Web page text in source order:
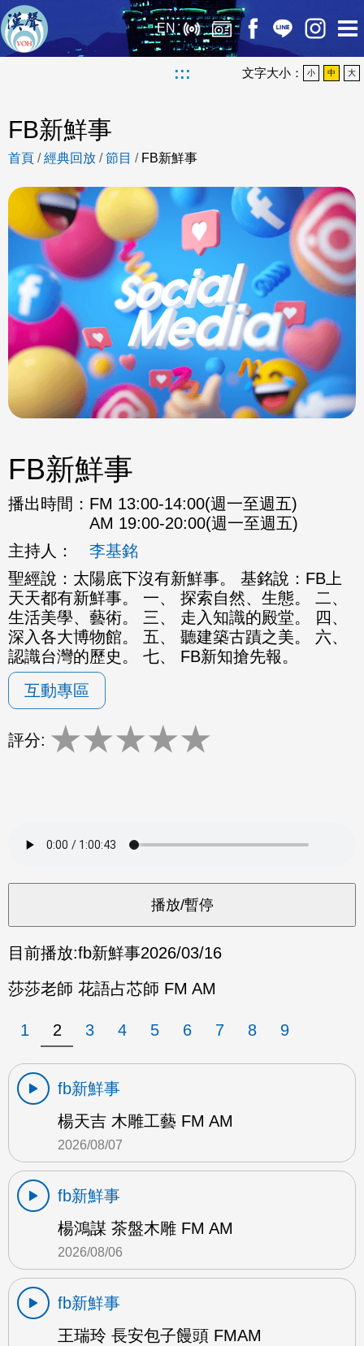
EN
::: 文字大小： 小 中 大
FB新鮮事
首頁 /經典回放 /節目 / FB新鮮事
FB新鮮事
播出時間： FM 13:00-14:00(週一至週五)
AM 19:00-20:00(週一至週五)
主持人：
李基銘
聖經說：太陽底下沒有新鮮事。 基銘說：FB上
天天都有新鮮事。 一、 探索自然、生態。 二、
生活美學、藝術。 三、 走入知識的殿堂。 四、
深入各大博物館。 五、 聽建築古蹟之美。 六、
認識台灣的歷史。 七、 FB新知搶先報。
互動專區
評分: ★★★★★
目前播放:fb新鮮事2026/03/16
莎莎老師 花語占芯師 FM AM
1 2 3 4 5 6 7 8 9
fb新鮮事
楊天吉 木雕工藝 FM AM
2026/08/07
fb新鮮事
楊鴻謀 茶盤木雕 FM AM
2026/08/06
fb新鮮事
王瑞玲 長安包子饅頭 FMAM